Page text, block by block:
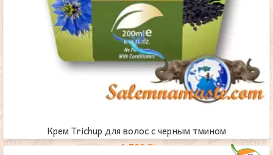
Крем Trichup для волос с черным тмином
1,700₸